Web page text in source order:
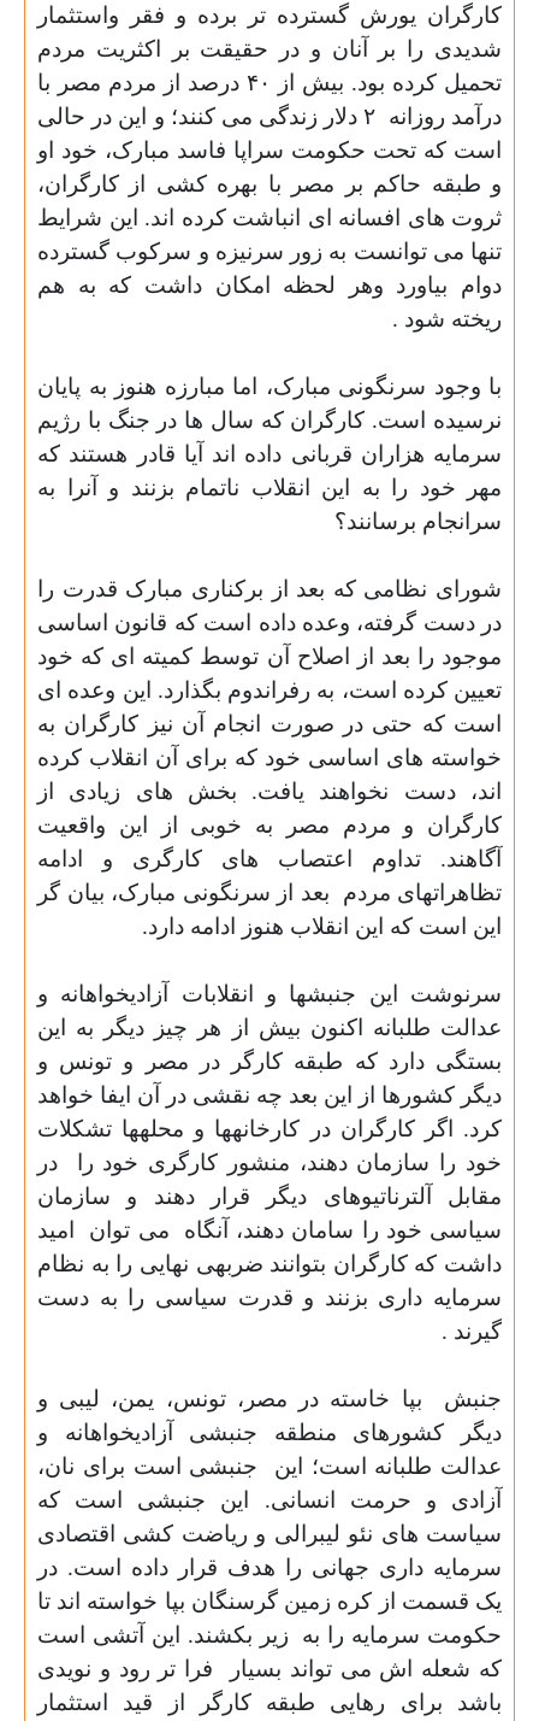
کارگران یورش گسترده تر برده و فقر واستثمار
شدیدی را بر آنان و در حقیقت بر اکثریت مردم
تحمیل کرده بود. بیش از
۴۰ درصد از مردم مصر با
درآمد روزانه ۲ دلار زندگی می کنند؛ و این در حالی
است که تحت حکومت سراپا فاسد مبارک، خود او
و طبقه حاکم بر مصر با بهره کشی از کارگران،
ثروت های افسانه ای انباشت کرده اند. این شرایط
تنها می توانست به زور سرنیزه و سرکوب گسترده
دوام بیاورد وهر لحظه امکان داشت که به هم
ریخته شود .
با وجود سرنگونی مبارک، اما مبارزه هنوز به پایان
نرسیده است. کارگران که سال ها در جنگ با رژیم
سرمایه هزاران قربانی داده اند آیا قادر هستند که
مهر خود را به این انقلاب ناتمام بزنند و آنرا به
سرانجام برسانند؟
شورای نظامی که بعد از برکناری مبارک قدرت را
در دست گرفته، وعده داده است که قانون اساسی
موجود را بعد از اصلاح آن توسط کمیته ای که خود
تعیین کرده است، به رفراندوم بگذارد. این وعده ای
است که حتی در صورت انجام آن نیز کارگران به
خواسته های اساسی خود که برای آن انقلاب کرده
اند، دست نخواهند یافت. بخش های زیادی از
کارگران و مردم مصر به خوبی از این واقعیت
آگاهند. تداوم اعتصاب های کارگری و ادامه
تظاهراتهای مردم
بعد از سرنگونی مبارک، بیان گر
این است که این انقلاب هنوز ادامه دارد.
سرنوشت این جنبشها و انقلابات آزادیخواهانه و
عدالت طلبانه اکنون بیش از هر چیز دیگر به این
بستگی دارد که طبقه کارگر در مصر و تونس و
دیگر کشورها از این بعد چه نقشی در آن ایفا خواهد
کرد. اگر کارگران در کارخانه­ها و محله­ها تشکلات
خود را سازمان دهند، منشور کارگری خود را
در
مقابل آلترناتیوهای دیگر قرار دهند و سازمان
سیاسی خود را سامان دهند، آنگاه
می توان
امید
داشت که کارگران بتوانند ضربه­ی نهایی را به نظام
سرمایه داری بزنند و قدرت سیاسی را به دست
گیرند .
جنبش
بپا خاسته در مصر، تونس، یمن، لیبی و
دیگر کشورهای منطقه جنبشی آزادیخواهانه و
عدالت طلبانه است؛ این
جنبشی است برای نان،
آزادی و حرمت انسانی. این جنبشی است که
سیاست های نئو لیبرالی و ریاضت کشی اقتصادی
سرمایه داری جهانی را هدف قرار داده است. در
یک قسمت از کره زمین گرسنگان بپا خواسته اند تا
حکومت سرمایه را به
زیر بکشند. این آتشی است
که شعله اش می تواند بسیار
فرا تر رود و نویدی
باشد برای رهایی طبقه کارگر از قید استثمار